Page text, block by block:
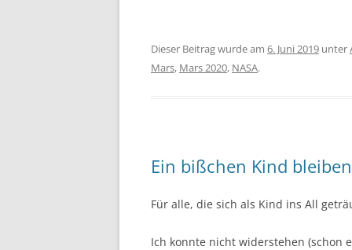
Dieser Beitrag wurde am 6. Juni 2019 unter
Mars, Mars 2020, NASA.
Ein bißchen Kind
Für alle, die sich als Kind ins All
Ich konnte nicht widerstehen (schon